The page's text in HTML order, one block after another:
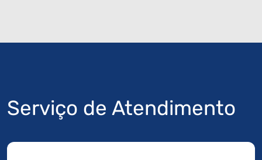
Serviço de Atendimento